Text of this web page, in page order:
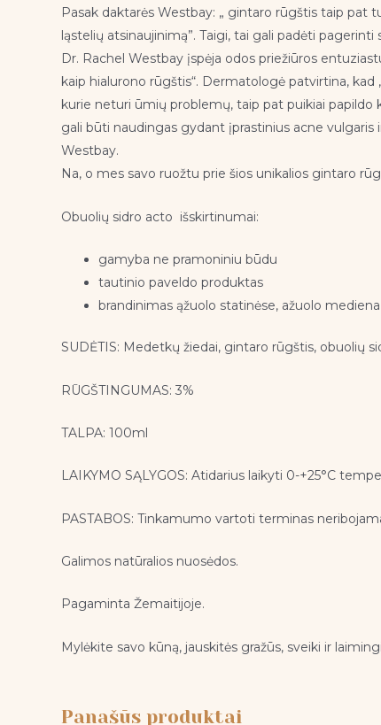
Pasak daktarės Westbay: „ gintaro rūgštis taip pat
ląstelių atsinaujinimą”. Taigi, tai gali padėti pagerinti
Dr. Rachel Westbay įspėja odos priežiūros
kaip hialurono rūgštis“. Dermatologė patvirtina,
kurie neturi ūmių problemų, taip pat puikiai papildo
gali būti naudingas gydant įprastinius acne vulgaris
Westbay.
Na, o mes savo ruožtu prie šios unikalios gintaro
Obuolių sidro acto išskirtinumai:
gamyba ne pramoniniu būdu
tautinio paveldo produktas
brandinimas ąžuolo statinėse, ažuolo
SUDĖTIS: Medetkų žiedai, gintaro rūgštis, obuolių
RŪGŠTINGUMAS: 3%
TALPA: 100ml
LAIKYMO SĄLYGOS: Atidarius laikyti 0-+25°C
PASTABOS: Tinkamumo vartoti terminas
Galimos natūralios nuosėdos.
Pagaminta Žemaitijoje.
Mylėkite savo kūną, jauskitės gražūs, sveiki ir
Panašūs produktai